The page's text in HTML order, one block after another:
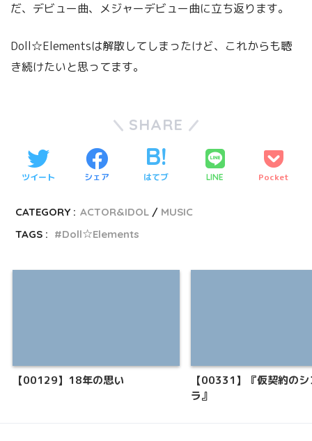
だ、デビュー曲、メジャーデビュー曲に立ち返ります。
Doll☆Elementsは解散してしまったけど、これからも聴
き続けたいと思ってます。
SHARE
ツイート シェア はてブ LINE Pocket
CATEGORY : ACTOR&IDOL
MUSIC
TAGS :
Doll☆Elements
【00129】18年の思い
【00331】『仮契約の
ラ』